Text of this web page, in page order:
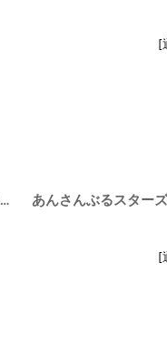
[
【在庫有り】あんさんぶるスターズ！！あんスタ風 試恋◇ステップで踊るラブコレクター Knights コスプレ衣装
[